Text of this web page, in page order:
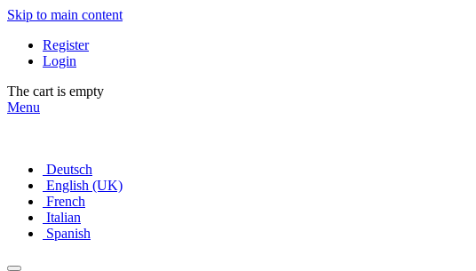
Skip to main content
Register
Login
The cart is empty
Menu
Deutsch
English (UK)
French
Italian
Spanish